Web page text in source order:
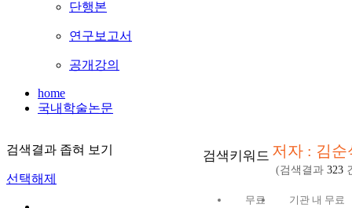
단행본
연구보고서
공개강의
home
국내학술논문
검색결과 좁혀 보기
선택해제
검색키워드 저자 : 김순
(검색결과 323
무료
기관 내 무료